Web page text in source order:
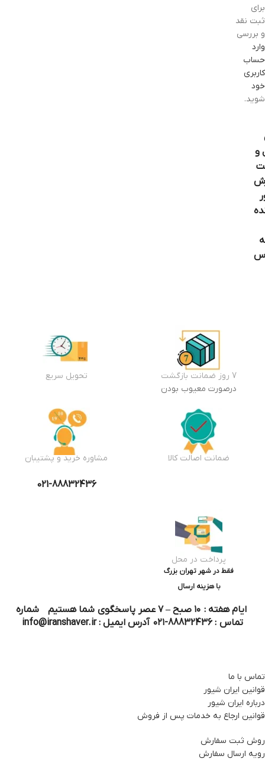
برای
ثبت نقد
و بررسی
وارد
حساب
کاربری
خود
شوید.
و
7 روز ضمانت بازگشت
درصورت معیوب بودن
تحویل سریع
ضمانت اصالت کالا مشاوره خرید و پشتیبان
021-88832436
پرداخت در محل
فقط در شهر تهران بزرگ
با هزینه ارسال
ایام هفته : ۱۰ صبح – ۷ عصر پاسخگوی شما هستیم شماره
تماس : 88832436-۰۲۱ آدرس ایمیل : info@iranshaver.ir
تماس با ما
قوانین ایران شیور
درباره ایران شیور
قوانین ارجاع به خدمات پس از فروش
روش ثبت سفارش
رویه ارسال سفارش